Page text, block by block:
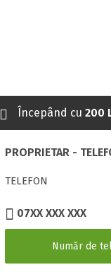
Începând cu 200
PROPRIETAR -
TELEFON
07XX XXX XXX
Număr de